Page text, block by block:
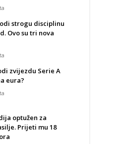
strogu disciplinu
Ovo su tri nova
zvijezdu Serie A
eura?
optužen za
Prijeti mu 18